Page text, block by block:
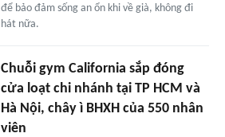
để bảo đảm sống an ổn khi về già, không đi
hát nữa.
Chuỗi gym California sắp đóng
cửa loạt chi nhánh tại TP HCM và
Hà Nội, chây ì BHXH của 550 nhân
viên